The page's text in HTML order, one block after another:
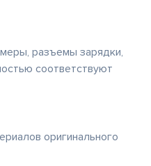
разъемы зарядки,
соответствуют
оригинального